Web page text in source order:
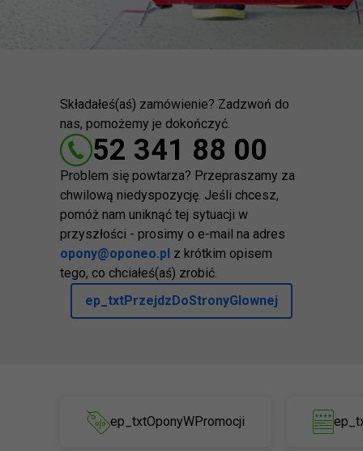
Składałeś(aś) zamówienie? Zadzwoń do
nas, pomożemy je dokończyć.
52 341 88 00
Problem się powtarza? Przepraszamy za
chwilową niedyspozycję. Jeśli chcesz,
pomóż nam uniknąć tej sytuacji w
przyszłości - prosimy o e-mail na adres
opony@oponeo.pl z krótkim opisem
tego, co chciałeś(aś) zrobić.
ep_txtPrzejdzDoStronyGlownej
ep_txtOponyWPromocji